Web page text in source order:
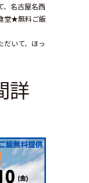
、名古屋名西
堂★無料ご飯
だいて、ほっ
詳